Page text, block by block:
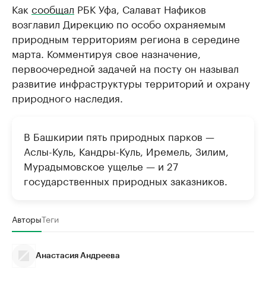
Как сообщал РБК Уфа, Салават Нафиков
возглавил Дирекцию по особо охраняемым
природным территориям региона в середине
марта. Комментируя свое назначение,
первоочередной задачей на посту он называл
развитие инфраструктуры территорий и охрану
природного наследия.
В Башкирии пять природных парков —
Аслы-Куль, Кандры-Куль, Иремель, Зилим,
Мурадымовское ущелье — и 27
государственных природных заказников.
АвторыТеги
Анастасия Андреева